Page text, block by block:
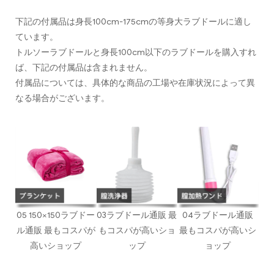
下記の付属品は身長100cm-175cmの等身大ラブドールに適し
ています。
トルソーラブドールと身長100cm以下のラブドールを購入すれ
ば、下記の付属品は含まれません。
付属品については、具体的な商品の工場や在庫状況によって異
なる場合がございます。
05 150×150ラブドー
ル通販 最もコスパが
高いショップ
03ラブドール通販 最
もコスパが高いショ
ップ
04ラブドール通販
最もコスパが高いシ
ョップ